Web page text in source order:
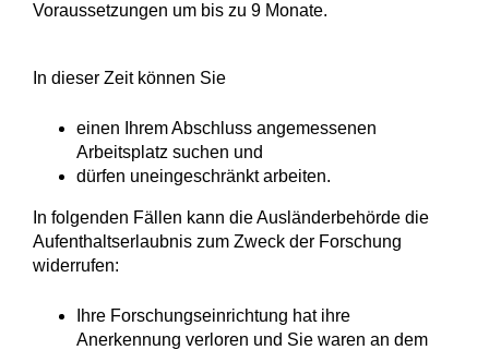
Voraussetzungen um bis zu 9 Monate.
In dieser Zeit können Sie
einen Ihrem Abschluss angemessenen
Arbeitsplatz suchen und
dürfen uneingeschränkt arbeiten.
In folgenden Fällen kann die Ausländerbehörde die
Aufenthaltserlaubnis zum Zweck der Forschung
widerrufen:
Ihre Forschungseinrichtung hat ihre
Anerkennung verloren und Sie waren an dem